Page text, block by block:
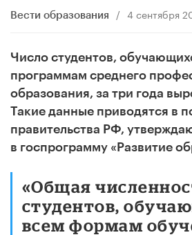
Вести образования / 4 сентября
Число студентов,
программам среднего
образования, за три года
Такие данные приводятся в
правительства РФ,
в госпрограмму «Развитие
«Общая
студентов,
всем формам